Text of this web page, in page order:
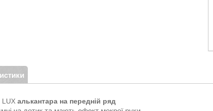
LUX алькантара на передній ряд